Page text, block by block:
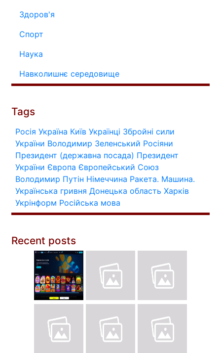
Здоров'я
Спорт
Наука
Навколишнє середовище
Tags
Росія Україна Київ Українці Збройні сили
України Володимир Зеленський Росіяни
Президент (державна посада) Президент
України Європа Європейський Союз
Володимир Путін Німеччина Ракета. Машина.
Українська гривня Донецька область Харків
Укрінформ Російська мова
Recent posts